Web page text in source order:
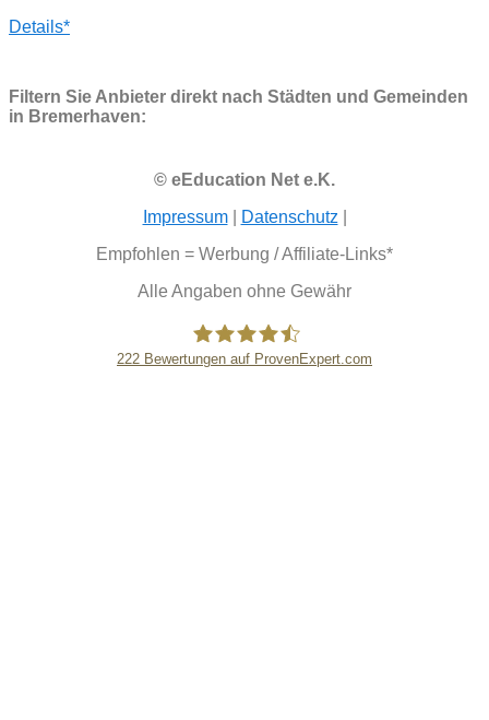
Details*
Filtern Sie Anbieter direkt nach Städten und Gemeinden
in Bremerhaven:
© eEducation Net e.K.
Impressum| Datenschutz
Empfohlen = Werbung / Affiliate-Links*
Alle Angaben ohne Gewähr
222 Bewertungen auf ProvenExpert.com